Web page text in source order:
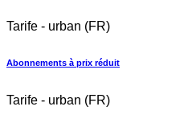
Tarife - urban (FR)
Abonnements à prix réduit
Tarife - urban (FR)